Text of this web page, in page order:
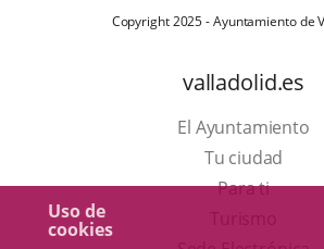
Uso de
cookies
Copyright 2025 - Ayuntamiento de
valladolid.es
El Ayuntamiento
Tu ciudad
Para ti